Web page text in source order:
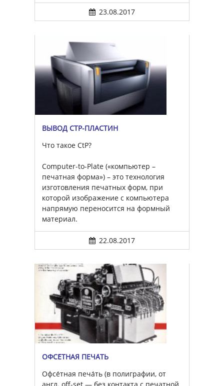
23.08.2017
ВЫВОД CTP-ПЛАСТИН
Что такое CtP?
Computer-to-Plate («компьютер –
печатная форма») – это технология
изготовления печатных форм, при
которой изображение с компьютера
напрямую переносится на формный
материал.
22.08.2017
ОФСЕ́ТНАЯ ПЕЧА́ТЬ
Офсе́тная печа́ть (в полиграфии, от
англ. off-set — без контакта с печатной